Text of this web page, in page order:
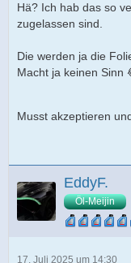
Hä? Ich hab das so
zugelassen sind.
Die werden ja die
Macht ja keinen Sinn
Musst akzeptieren
EddyF.
Öl-Meijin
17. Juli 2025 um 14:30